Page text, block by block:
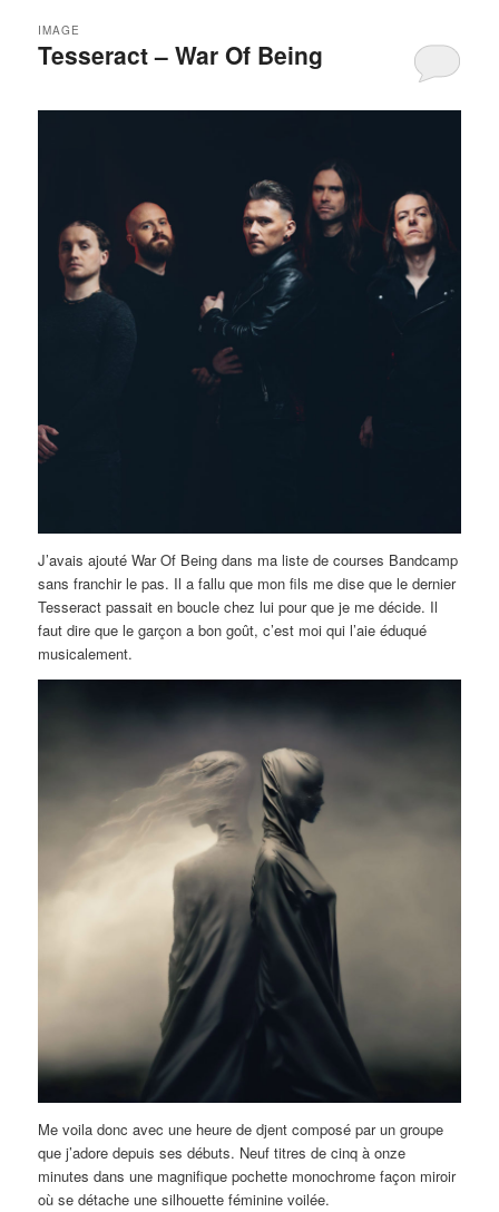
Tesseract – War Of Being
IMAGE
J’avais ajouté War Of Being dans ma liste de courses Bandcamp
sans franchir le pas. Il a fallu que mon fils me dise que le dernier
Tesseract passait en boucle chez lui pour que je me décide. Il
faut dire que le garçon a bon goût, c’est moi qui l’aie éduqué
musicalement.
Me voila donc avec une heure de djent composé par un groupe
que j’adore depuis ses débuts. Neuf titres de cinq à onze
minutes dans une magnifique pochette monochrome façon miroir
où se détache une silhouette féminine voilée.